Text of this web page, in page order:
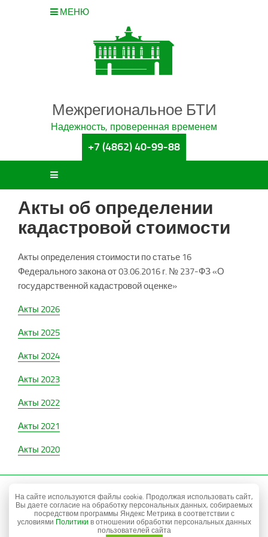
МЕНЮ
Межрегиональное БТИ
Надежность, проверенная временем
+7 (4862) 40-99-88
Акты об определении
кадастровой стоимости
Акты определения стоимости по статье 16
Федерального закона от 03.06.2016 г. № 237-ФЗ «О
государственной кадастровой оценке»
Акты 2026
Акты 2025
Акты 2024
Акты 2023
Акты 2022
Акты 2021
Акты 2020
© Бюджетное Учреждение Орловской области
«Межрегиональное бюро технической
инвентаризации»
телефон \ факс приёмной: +7 (4862)40-99-88
Политика в отношении обработки персональных
На сайте используются файлы cookie. Продолжая использовать сайт,
Вы даете согласие на обработку персональных данных, собираемых
посредством программы Яндекс Метрика в соответствии с
условиями Политики в отношении обработки персональных данных
пользователей сайта